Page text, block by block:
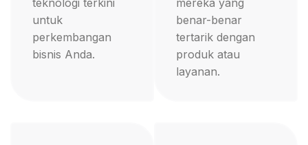
untuk
perkembangan
bisnis Anda.
benar-benar
tertarik dengan
produk atau
layanan.